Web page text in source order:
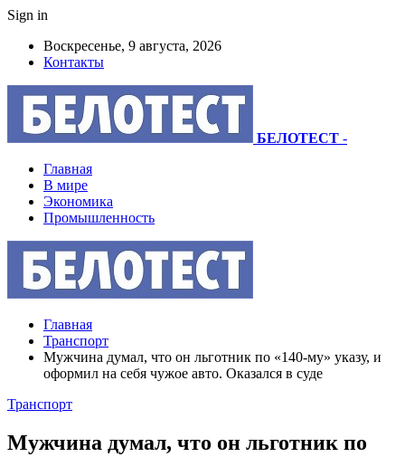
Sign in
Воскресенье, 9 августа, 2026
Контакты
БЕЛОТЕСТ -
Главная
В мире
Экономика
Промышленность
Главная
Транспорт
Мужчина думал, что он льготник по «140-му» указу, и
оформил на себя чужое авто. Оказался в суде
Транспорт
Мужчина думал, что он льготник по